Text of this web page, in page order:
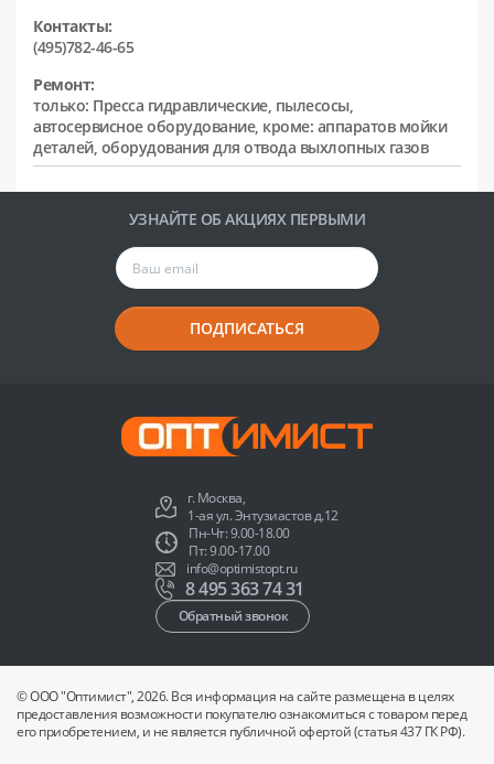
Контакты:
(495)782-46-65
Ремонт:
только: Пресса гидравлические, пылесосы,
автосервисное оборудование, кроме: аппаратов мойки
деталей, оборудования для отвода выхлопных газов
УЗНАЙТЕ ОБ АКЦИЯХ ПЕРВЫМИ
ПОДПИСАТЬСЯ
г. Москва,
1-ая ул. Энтузиастов д.12
Пн-Чт: 9.00-18.00
Пт: 9.00-17.00
info@optimistopt.ru
8 495 363 74 31
Обратный звонок
© ООО "Оптимист", 2026. Вся информация на сайте размещена в целях
предоставления возможности покупателю ознакомиться с товаром перед
его приобретением, и не является публичной офертой (статья 437 ГК РФ).